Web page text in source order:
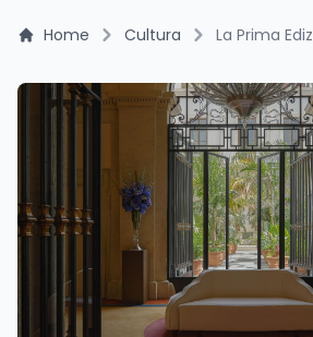
Home Cultura